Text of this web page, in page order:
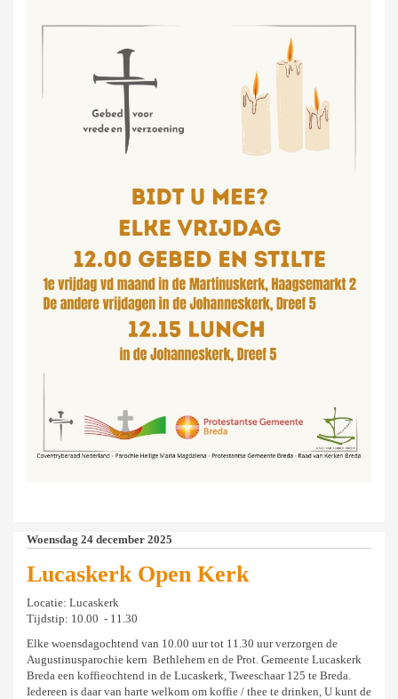
Woensdag 24 december 2025
Lucaskerk Open Kerk
Locatie: Lucaskerk
Tijdstip: 10.00 - 11.30
Elke woensdagochtend van 10.00 uur tot 11.30 uur verzorgen de
Augustinusparochie kern Bethlehem en de Prot. Gemeente Lucaskerk
Breda een koffieochtend in de Lucaskerk, Tweeschaar 125 te Breda.
Iedereen is daar van harte welkom om koffie / thee te drinken, U kunt de